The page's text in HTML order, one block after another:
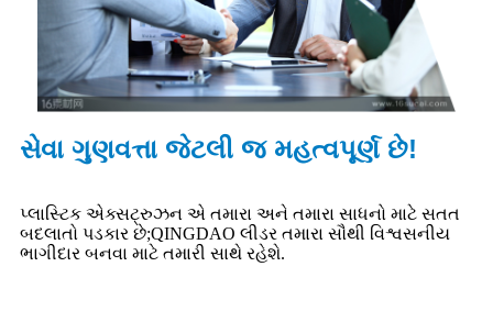
સેવા ગુણવત્તા જેટલી જ મહત્વપૂર્ણ છે!
પ્લાસ્ટિક એક્સટ્રુઝન એ તમારા અને તમારા સાધનો માટે સતત
બદલાતો પડકાર છે;QINGDAO લીડર તમારા સૌથી વિશ્વસનીય
ભાગીદાર બનવા માટે તમારી સાથે રહેશે.